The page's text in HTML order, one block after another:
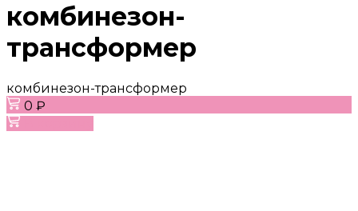
комбинезон-
трансформер
комбинезон-трансформер
0 ₽